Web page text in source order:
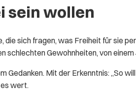
sein wollen
die sich fragen, was Freiheit für sie
schlechten Gewohnheiten, von
Gedanken. Mit der Erkenntnis: „So
wert.